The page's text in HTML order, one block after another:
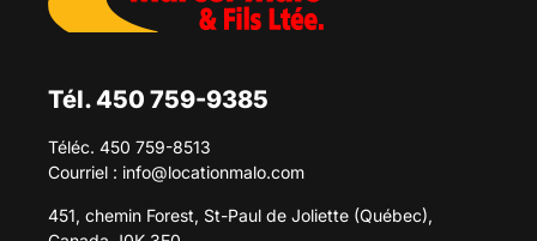
Tél. 450 759-9385
Téléc. 450 759-8513
Courriel : info@locationmalo.com
451, chemin Forest, St-Paul de Joliette (Québec),